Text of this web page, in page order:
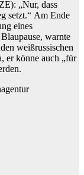
„Nur, dass
setzt.“ Am Ende
eines
warnte
weißrussischen
er könne auch „für